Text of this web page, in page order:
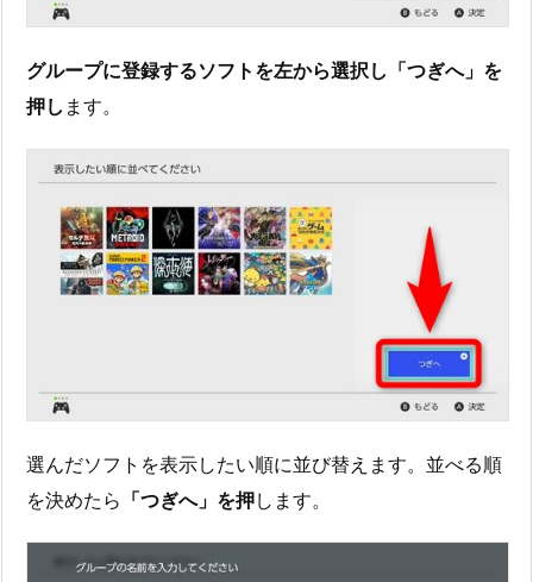
グループに登録するソフトを左から選択し「つぎへ」を
押し ます。
選んだソフトを表示したい順に並び替えます。並べる順
を決めたら 「つぎへ」を押します。